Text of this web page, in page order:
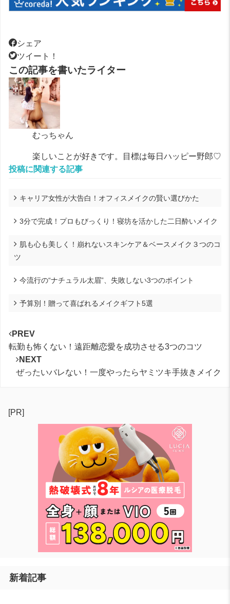
シェア
ツイート！
この記事を書いたライター
むっちゃん
楽しいことが好きです。目標は毎日ハッピー野郎♡
投稿に関連する記事
キャリア女性が大告白！オフィスメイクの賢い選びかた
3分で完成！プロもびっくり！寝坊を活かした二日酔いメイク
肌も心も美しく！崩れないスキンケア＆ベースメイク３つのコ
ツ
今流行の“ナチュラル太眉”、失敗しない3つのポイント
予算別！贈って喜ばれるメイクギフト5選
PREV
転勤も怖くない！遠距離恋愛を成功させる3つのコツ
NEXT
ぜったいバレない！一度やったらヤミツキ手抜きメイク
[PR]
新着記事